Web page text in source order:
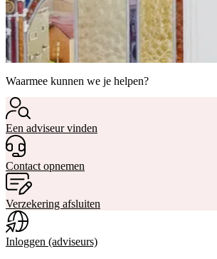
Waarmee kunnen we je helpen?
Een adviseur vinden
Contact opnemen
Verzekering afsluiten
Inloggen (adviseurs)